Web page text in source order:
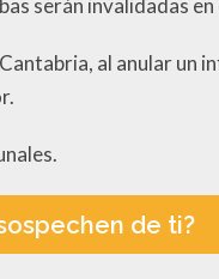
serán invalidadas
al anular un
de ti?